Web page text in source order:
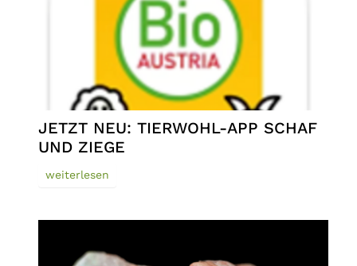
JETZT NEU: TIERWOHL-APP SCHAF
UND ZIEGE
weiterlesen